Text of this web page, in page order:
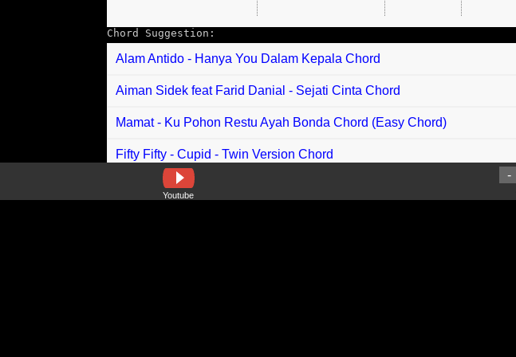
Chord Suggestion:
Alam Antido - Hanya You Dalam Kepala Chord
Aiman Sidek feat Farid Danial - Sejati Cinta Chord
Mamat - Ku Pohon Restu Ayah Bonda Chord (Easy Chord)
Fifty Fifty - Cupid - Twin Version Chord
Lesti - Insan Biasa Chord
Youtube
-